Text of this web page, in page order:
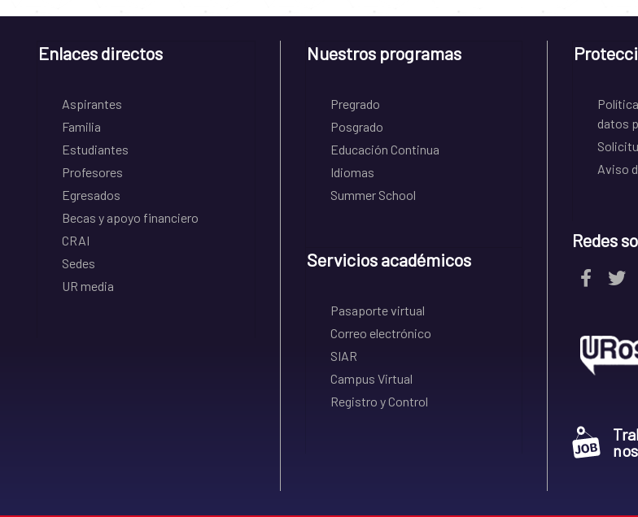
Enlaces directos
Aspirantes
Familia
Estudiantes
Profesores
Egresados
Becas y apoyo financiero
CRAI
Sedes
UR media
Nuestros programas
Pregrado
Posgrado
Educación Continua
Idiomas
Summer School
Servicios académicos
Pasaporte virtual
Correo electrónico
SIAR
Campus Virtual
Registro y Control
datos
Aviso
Redes